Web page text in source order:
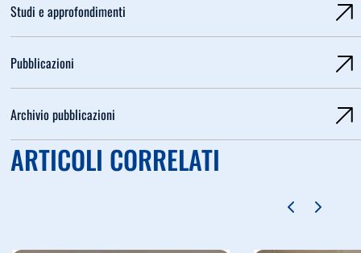
Studi e approfondimenti
Pubblicazioni
Archivio pubblicazioni
ARTICOLI CORRELATI